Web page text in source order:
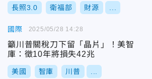
長照3.0 衛福部 財源
國際
籲川普關稅刀下留「晶片」！美智
庫：徵10年將損失42兆
美國 智庫 川普
2025/05/28 14:28